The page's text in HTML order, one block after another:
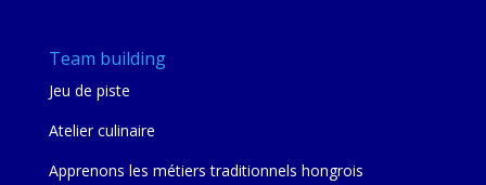
Team building
Jeu de piste
Atelier culinaire
Apprenons les métiers traditionnels hongrois